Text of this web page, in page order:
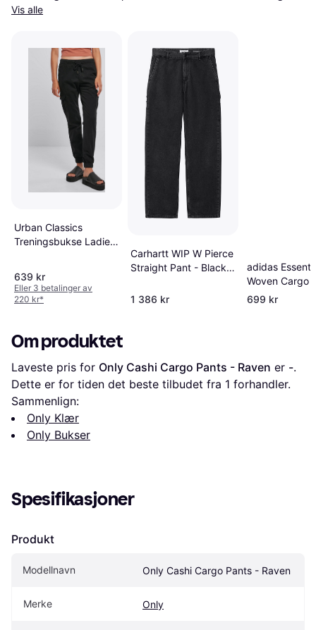
Vis alle
Urban Classics
Treningsbukse Ladies’
svart
639 kr
Eller 3 betalinger av
220 kr*
Carhartt WIP W Pierce
Straight Pant - Black
1 386 kr
adidas
Woven Cargo
Black
699 kr
Om produktet
Laveste pris for Only Cashi Cargo Pants - Raven er -.
Dette er for tiden det beste tilbudet fra 1 forhandler.
Sammenlign:
Only Klær
Only Bukser
Spesifikasjoner
Produkt
Modellnavn Only Cashi Cargo Pants - Raven
Merke Only